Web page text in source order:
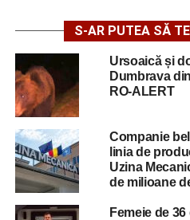
S-AR PUTEA SĂ
Ursoaică și
Dumbrava
RO-ALERT
Companie
linia de
Uzina
de milioane
Femeie de